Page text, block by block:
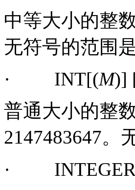
中等大小的整
无符号的范围
·
INT[(M)]
普通大小的整
2147483647。
·